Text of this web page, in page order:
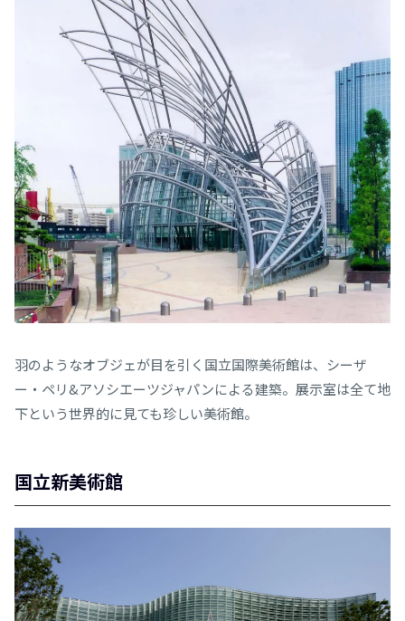
羽のようなオブジェが目を引く国立国際美術館は、シーザ
ー・ペリ&アソシエーツジャパンによる建築。展示室は全て地
下という世界的に見ても珍しい美術館。
国立新美術館